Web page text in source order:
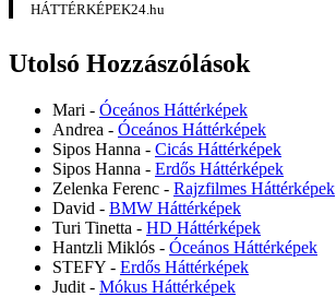
HÁTTÉRKÉPEK24.hu
Utolsó Hozzászólások
Mari - Óceános Háttérképek
Andrea - Óceános Háttérképek
Sipos Hanna - Cicás Háttérképek
Sipos Hanna - Erdős Háttérképek
Zelenka Ferenc - Rajzfilmes Háttérképek
David - BMW Háttérképek
Turi Tinetta - HD Háttérképek
Hantzli Miklós - Óceános Háttérképek
STEFY - Erdős Háttérképek
Judit - Mókus Háttérképek